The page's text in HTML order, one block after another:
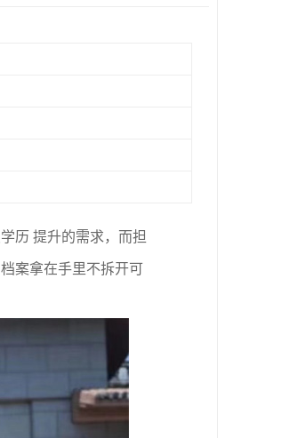
历 提升的需求，而担
案拿在手里不拆开可